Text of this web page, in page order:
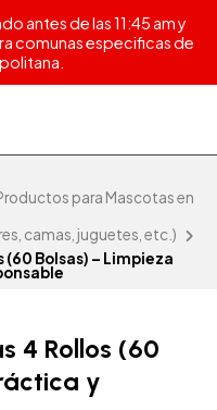
antes de las 11:45 am y
comunas especificas de
para Mascotas en
camas, juguetes, etc.)
(60 Bolsas) – Limpieza
4 Rollos (60
y